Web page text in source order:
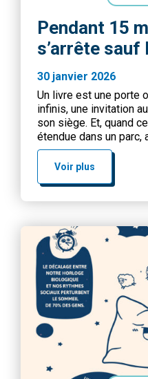
Pendant 15
s’arrête sauf
30 janvier 2026
Un livre est une porte
infinis, une invitation
son siège. Et, quand
étendue dans un parc,
l’ombre bienveillante
différemment. Lire en
nature accompagner
Voir plus